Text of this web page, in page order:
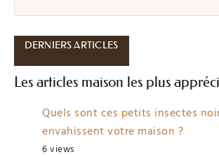
DERNIERS ARTICLES
Les articles maison les plus
Quels sont ces petits insectes
envahissent votre maison ?
6 views